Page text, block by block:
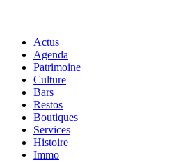
Actus
Agenda
Patrimoine
Culture
Bars
Restos
Boutiques
Services
Histoire
Immo